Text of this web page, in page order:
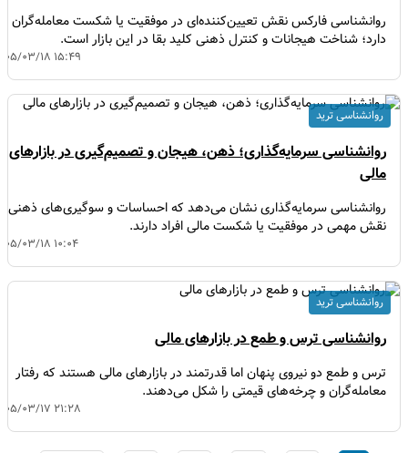
روانشناسی فارکس نقش تعیین‌کننده‌ای در موفقیت یا شکست معامله‌گران
دارد؛ شناخت هیجانات و کنترل ذهنی کلید بقا در این بازار است.
۱۴۰۵/۰۳/۱۸ ۱۵:۴۹
روانشناسی سرمایه‌گذاری؛ ذهن، هیجان و تصمیم‌گیری در بازارهای
مالی
روانشناسی سرمایه‌گذاری نشان می‌دهد که احساسات و سوگیری‌های ذهنی
نقش مهمی در موفقیت یا شکست مالی افراد دارند.
۱۴۰۵/۰۳/۱۸ ۱۰:۰۴
روانشناسی ترید
روانشناسی ترس و طمع در بازارهای مالی
ترس و طمع دو نیروی پنهان اما قدرتمند در بازارهای مالی هستند که رفتار
معامله‌گران و چرخه‌های قیمتی را شکل می‌دهند.
۱۴۰۵/۰۳/۱۷ ۲۱:۲۸
روانشناسی ترید